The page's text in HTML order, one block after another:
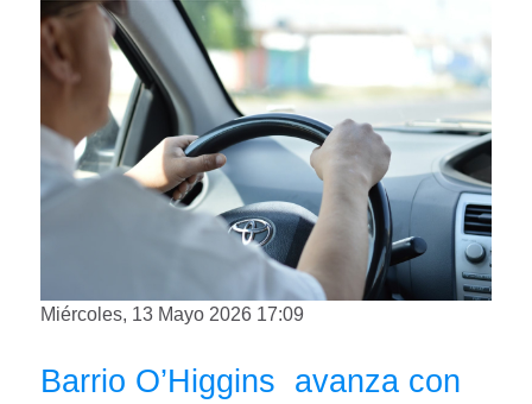
Miércoles, 13 Mayo 2026 17:09
Barrio O’Higgins avanza con